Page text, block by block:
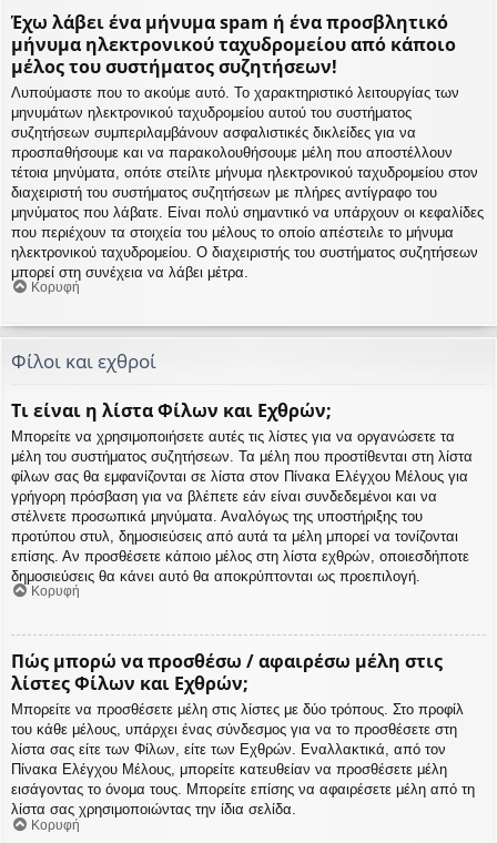
Έχω λάβει ένα μήνυμα spam ή ένα προσβλητικό
μήνυμα ηλεκτρονικού ταχυδρομείου από κάποιο
μέλος του συστήματος συζητήσεων!
Λυπούμαστε που το ακούμε αυτό. Το χαρακτηριστικό λειτουργίας των
μηνυμάτων ηλεκτρονικού ταχυδρομείου αυτού του συστήματος
συζητήσεων συμπεριλαμβάνουν ασφαλιστικές δικλείδες για να
προσπαθήσουμε και να παρακολουθήσουμε μέλη που αποστέλλουν
τέτοια μηνύματα, οπότε στείλτε μήνυμα ηλεκτρονικού ταχυδρομείου στον
διαχειριστή του συστήματος συζητήσεων με πλήρες αντίγραφο του
μηνύματος που λάβατε. Είναι πολύ σημαντικό να υπάρχουν οι κεφαλίδες
που περιέχουν τα στοιχεία του μέλους το οποίο απέστειλε το μήνυμα
ηλεκτρονικού ταχυδρομείου. Ο διαχειριστής του συστήματος συζητήσεων
μπορεί στη συνέχεια να λάβει μέτρα.
Κορυφή
Φίλοι και εχθροί
Τι είναι η λίστα Φίλων και Εχθρών;
Μπορείτε να χρησιμοποιήσετε αυτές τις λίστες για να οργανώσετε τα
μέλη του συστήματος συζητήσεων. Τα μέλη που προστίθενται στη λίστα
φίλων σας θα εμφανίζονται σε λίστα στον Πίνακα Ελέγχου Μέλους για
γρήγορη πρόσβαση για να βλέπετε εάν είναι συνδεδεμένοι και να
στέλνετε προσωπικά μηνύματα. Αναλόγως της υποστήριξης του
προτύπου στυλ, δημοσιεύσεις από αυτά τα μέλη μπορεί να τονίζονται
επίσης. Αν προσθέσετε κάποιο μέλος στη λίστα εχθρών, οποιεσδήποτε
δημοσιεύσεις θα κάνει αυτό θα αποκρύπτονται ως προεπιλογή.
Κορυφή
Πώς μπορώ να προσθέσω / αφαιρέσω μέλη στις
λίστες Φίλων και Εχθρών;
Μπορείτε να προσθέσετε μέλη στις λίστες με δύο τρόπους. Στο προφίλ
του κάθε μέλους, υπάρχει ένας σύνδεσμος για να το προσθέσετε στη
λίστα σας είτε των Φίλων, είτε των Εχθρών. Εναλλακτικά, από τον
Πίνακα Ελέγχου Μέλους, μπορείτε κατευθείαν να προσθέσετε μέλη
εισάγοντας το όνομα τους. Μπορείτε επίσης να αφαιρέσετε μέλη από τη
λίστα σας χρησιμοποιώντας την ίδια σελίδα.
Κορυφή